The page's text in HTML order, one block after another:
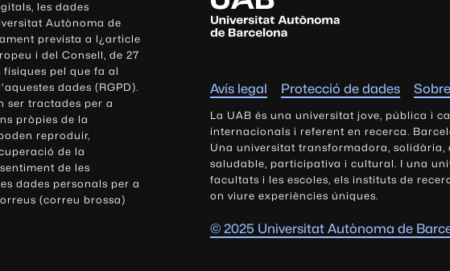
les dades
Autònoma de
prevista a l¿article
i del Consell, de 27
pel que fa al
dades (RGPD).
ser tractades per a
pròpies de la
reproduir,
de la
de les
dades personals per a
(correu brossa)
n
i
s
i
t
a
t
A
u
t
ò
Avís legal Protecció de dades
La UAB és una universitat jove, pública i
internacionals i referent en recerca.
Una universitat transformadora, solidària,
saludable, participativa i cultural. I una
facultats i les escoles, els instituts de
on viure experiències úniques.
© 2025 Universitat Autònoma de